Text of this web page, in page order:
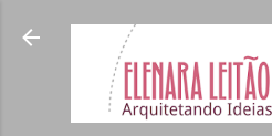
Pular para o